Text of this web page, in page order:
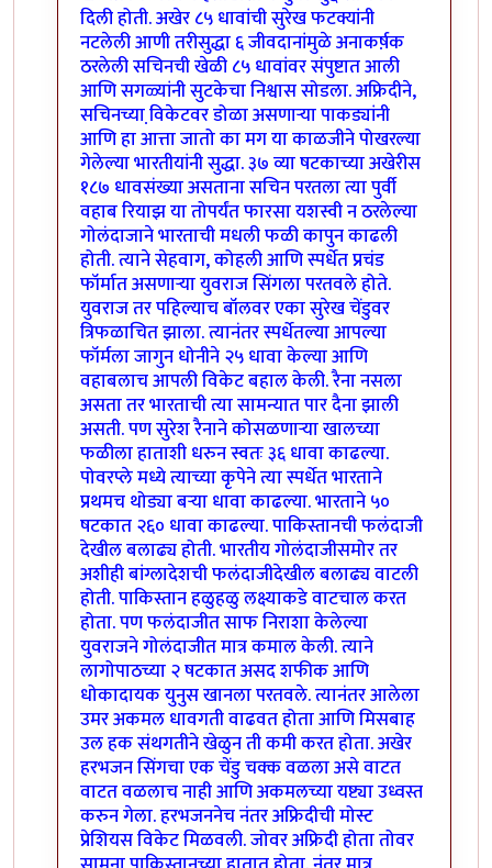
दिली होती. अखेर ८५ धावांची सुरेख फटक्यांनी
नटलेली आणी तरीसुद्धा ६ जीवदानांमुळे अनाकर्ष़क
ठरलेली सचिनची खेळी ८५ धावांवर संपुष्टात आली
आणि सगळ्यांनी सुटकेचा निश्वास सोडला. अफ्रिदीने,
सचिनच्या वि़केटवर डोळा असणार्‍या पाकड्यांनी
आणि हा आत्ता जातो का मग या काळजीने पोखरल्या
गेलेल्या भारतीयांनी सुद्धा. ३७ व्या षटकाच्या अखेरीस
१८७ धावसंख्या असताना सचिन परतला त्या पुर्वी
वहाब रियाझ या तोपर्यंत फारसा यशस्वी न ठरलेल्या
गोलंदाजाने भारताची मधली फळी कापुन काढली
होती. त्याने सेहवाग, कोहली आणि स्पर्धेत प्रचंड
फॉर्मात असणार्‍या युवराज सिंगला परतवले होते.
युवराज तर पहिल्याच बॉलवर एका सुरेख चेंडुवर
त्रिफळाचित झाला. त्यानंतर स्पर्धेतल्या आपल्या
फॉर्मला जागुन धोनीने २५ धावा केल्या आणि
वहाबलाच आपली विकेट बहाल केली. रैना नसला
असता तर भारताची त्या सामन्यात पार दैना झाली
असती. पण सुरेश रैनाने कोसळणार्‍या खालच्या
फळीला हाताशी धरुन स्वतः ३६ धावा काढल्या.
पोवरप्ले मध्ये त्याच्या कृपेने त्या स्पर्धेत भारताने
प्रथमच थोड्या बर्‍या धावा काढल्या. भारताने ५०
षटकात २६० धावा काढल्या. पाकिस्तानची फलंदाजी
देखील बलाढ्य होती. भारतीय गोलंदाजीसमोर तर
अशीही बांग्लादेशची फलंदाजीदेखील बलाढ्य वाटली
होती. पाकिस्तान हळुहळु लक्ष्याकडे वाटचाल करत
होता. पण फलंदाजीत साफ निराशा केलेल्या
युवराजने गोलंदाजीत मात्र कमाल केली. त्याने
लागोपाठच्या २ षटकात असद शफीक आणि
धोकादायक युनुस खानला परतवले. त्यानंतर आलेला
उमर अकमल धावगती वाढवत होता आणि मिसबाह
उल हक संथगतीने खेळुन ती कमी करत होता. अखेर
हरभजन सिंगचा एक चेंडु चक्क वळला असे वाटत
वाटत वळलाच नाही आणि अकमलच्या यष्ट्या उध्वस्त
करुन गेला. हरभजननेच नंतर अफ्रिदीची मोस्ट
प्रेशियस विकेट मिळवली. जोवर अफ्रिदी होता तोवर